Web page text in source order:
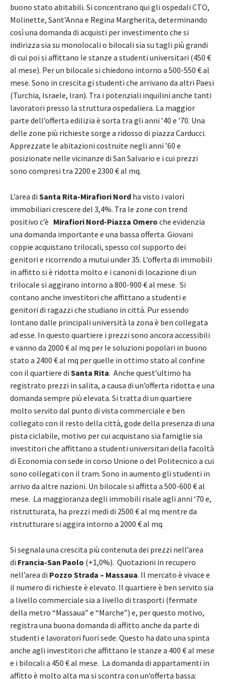
buono stato abitabili. Si concentrano qui gli ospedali CTO,
Molinette, Sant’Anna e Regina Margherita, determinando
così una domanda di acquisti per investimento che si
indirizza sia su monolocali o bilocali sia su tagli più grandi
di cui poi si affittano le stanze a studenti universitari (450 €
al mese). Per un bilocale si chiedono intorno a 500-550 € al
mese. Sono in crescita gi studenti che arrivano da altri Paesi
(Turchia, Israele, Iran). Tra i potenziali inquilini anche tanti
lavoratori presso la struttura ospedaliera. La maggior
parte dell’offerta edilizia è sorta tra gli anni ’40 e ’70. Una
delle zone più richieste sorge a ridosso di piazza Carducci.
Apprezzate le abitazioni costruite negli anni ’60 e
posizionate nelle vicinanze di San Salvario e i cui prezzi
sono compresi tra 2200 e 2300 € al mq.
L’area di Santa Rita-Mirafiori Nord ha visto i valori
immobiliari crescere del 3,4%. Tra le zone con trend
positivo c’è Mirafiori Nord-Piazza Omero che evidenzia
una domanda importante e una bassa offerta. Giovani
coppie acquistano trilocali, spesso col supporto dei
genitori e ricorrendo a mutui under 35. L’offerta di immobili
in affitto si è ridotta molto e i canoni di locazione di un
trilocale si aggirano intorno a 800-900 € al mese. Si
contano anche investitori che affittano a studenti e
genitori di ragazzi che studiano in città. Pur essendo
lontano dalle principali università la zona è ben collegata
ad esse. In questo quartiere i prezzi sono ancora accessibili
e vanno da 2000 € al mq per le soluzioni popolari in buono
stato a 2400 € al mq per quelle in ottimo stato al confine
con il quartiere di Santa Rita. Anche quest’ultimo ha
registrato prezzi in salita, a causa di un’offerta ridotta e una
domanda sempre più elevata. Si tratta di un quartiere
molto servito dal punto di vista commerciale e ben
collegato con il resto della città, gode della presenza di una
pista ciclabile, motivo per cui acquistano sia famiglie sia
investitori che affittano a studenti universitari della facoltà
di Economia con sede in corso Unione o del Politecnico a cui
sono collegati con il tram. Sono in aumento gli studenti in
arrivo da altre nazioni. Un bilocale si affitta a 500-600 € al
mese. La maggioranza degli immobili risale agli anni ‘70 e,
ristrutturata, ha prezzi medi di 2500 € al mq mentre da
ristrutturare si aggira intorno a 2000 € al mq.
Si segnala una crescita più contenuta dei prezzi nell’area
di Francia-San Paolo (+1,0%). Quotazioni in recupero
nell’area di Pozzo Strada – Massaua. Il mercato è vivace e
il numero di richieste è elevato. Il quartiere è ben servito sia
a livello commerciale sia a livello di trasporti (fermate
della metro “Massaua” e “Marche”) e, per questo motivo,
registra una buona domanda di affitto anche da parte di
studenti e lavoratori fuori sede. Questo ha dato una spinta
anche agli investitori che affittano le stanze a 400 € al mese
e i bilocali a 450 € al mese. La domanda di appartamenti in
affitto è molto alta ma si scontra con un’offerta bassa: